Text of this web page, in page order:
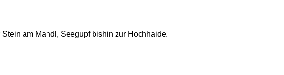
am Mandl, Seegupf bishin zur Hochhaide.